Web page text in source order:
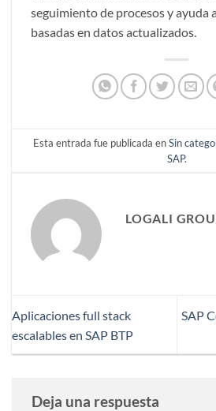
seguimiento de procesos y ayuda
basadas en datos actualizados.
Esta entrada fue publicada enSin
SAP.
LOGALI
Aplicaciones full stack
escalables en SAP BTP
SAP
Deja una respuesta